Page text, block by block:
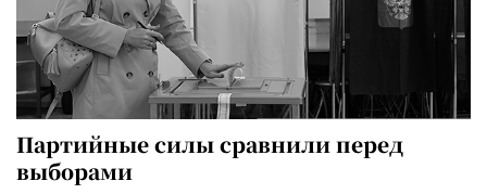
Партийные силы сравнили перед
выборами